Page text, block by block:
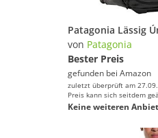
Patagonia Lässig
von Patagonia
Bester Preis
gefunden bei Amazon
zuletzt überprüft am
Preis kann sich seitdem
Keine weiteren